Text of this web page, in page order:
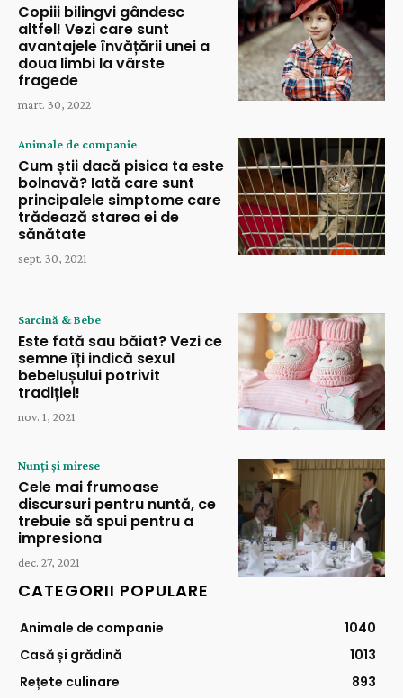
Copiii bilingvi gândesc
altfel! Vezi care sunt
avantajele învățării unei a
doua limbi la vârste
fragede
mart. 30, 2022
Animale de companie
Cum știi dacă pisica ta este
bolnavă? Iată care sunt
principalele simptome care
trădează starea ei de
sănătate
sept. 30, 2021
Sarcină & Bebe
Este fată sau băiat? Vezi ce
semne îți indică sexul
bebelușului potrivit
tradiției!
nov. 1, 2021
Nunți și mirese
Cele mai frumoase
discursuri pentru nuntă, ce
trebuie să spui pentru a
impresiona
dec. 27, 2021
CATEGORII POPULARE
Animale de companie
1040
Casă și grădină
1013
Rețete culinare
893